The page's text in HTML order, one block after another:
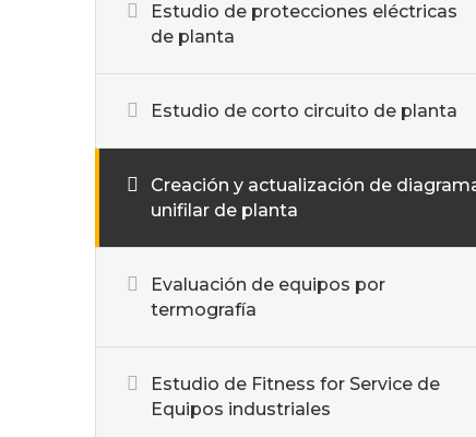
Estudio de protecciones eléctricas
de planta
Estudio de corto circuito de planta
Creación y actualización de
unifilar de planta
Evaluación de equipos por
termografía
Estudio de Fitness for Service de
Equipos industriales